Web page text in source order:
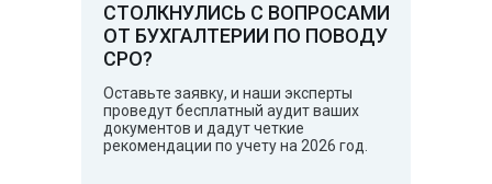
Оставьте заявку, и наши эксперты
проведут бесплатный аудит ваших
документов и дадут четкие
рекомендации по учету на 2026 год.
СТОЛКНУЛИСЬ С ВОПРОСАМИ
ОТ БУХГАЛТЕРИИ ПО ПОВОДУ
СРО?